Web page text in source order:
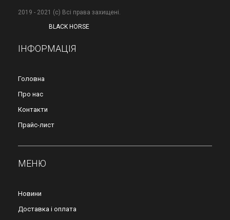
2019 - 2021 (с) Всі права захищені.
BLACK HORSE
ІНФОРМАЦІЯ
Головна
Про нас
Контакти
Прайс-лист
МЕНЮ
Новини
Доставка і оплата